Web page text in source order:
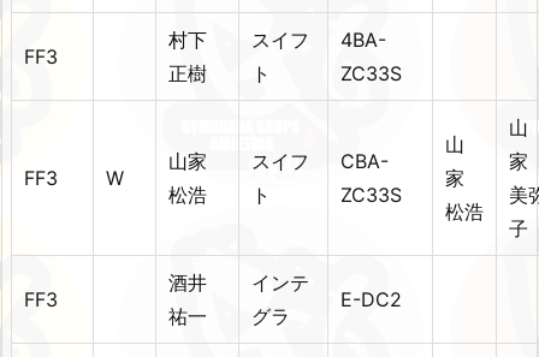
FF3
村下
正樹
スイフ
ト
4BA-
ZC33S
FF3 W
山家
松浩
スイフ
ト
CBA-
ZC33S
山
家
松浩
山
美
子
FF3
酒井
祐一
インテ
グラ
E-DC2